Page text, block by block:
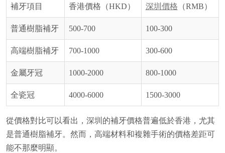
補牙項目 香港價格（HKD） 深圳價格 （RMB）
普通樹脂補牙 500-700 100-300
高端樹脂補牙 700-1000 300-600
金屬牙冠 1000-2000 800-1000
全瓷冠 4000-6000 1500-3000
從價格對比可以看出，深圳的補牙價格普遍低於香港，尤其
是普通樹脂補牙。然而，高端材料和複雜手術的價格差距可
能不那麼明顯。